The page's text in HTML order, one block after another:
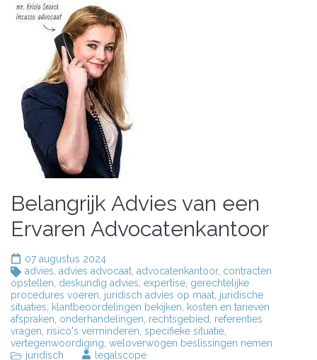
Belangrijk Advies van een
Ervaren Advocatenkantoor
07 augustus 2024
advies advies advocaat advocatenkantoor, contracten
opstellen deskundig advies expertise gerechtelijke
procedures voeren juridisch advies op maat juridische
situaties
klantbeoordelingen bekijken
kosten en tarieven
afspraken onderhandelingen rechtsgebied
referenties
vragen risico's verminderen specifieke situatie
vertegenwoordiging weloverwogen beslissingen nemen
juridisch
legalscope